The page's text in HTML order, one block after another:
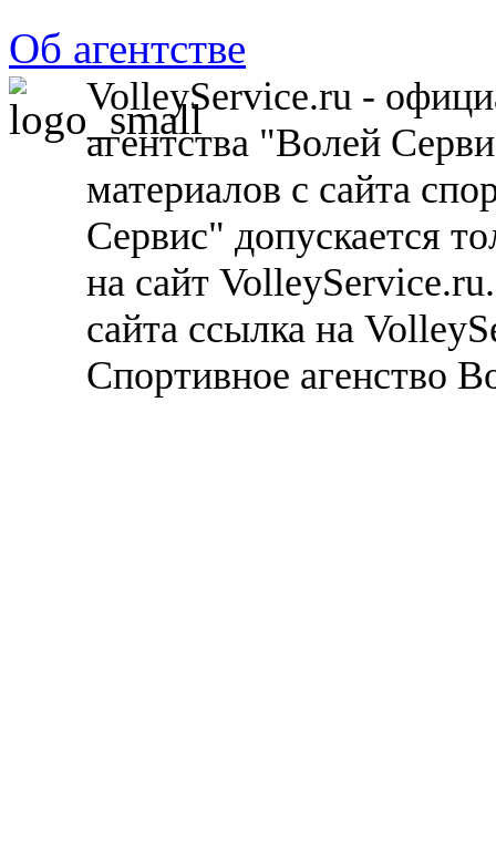
Об агентстве
VolleyService.ru -
агентства "Волей
материалов с сайта
Сервис" допускается
на сайт
сайта ссылка на
Спортивное агенство